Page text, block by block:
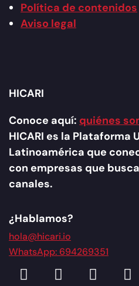
HICARI
Conoce aquí: quiénes
HICARI es la Plataforma
Latinoamérica que
con empresas que
canales.
¿Hablamos?
hola@hicari.io
WhatsApp: 694269351
Política de contenidos
Aviso legal